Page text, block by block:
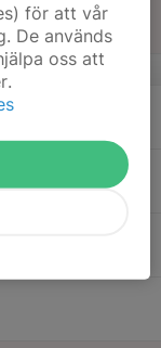
för att vår
De används
oss att